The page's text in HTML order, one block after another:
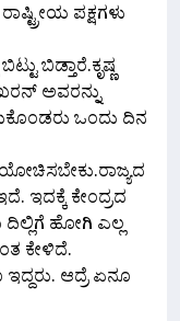
ಪಕ್ಷಗಳು
ಬಿಡ್ತಾರೆ.ಕೃಷ್ಣ
ಅವರನ್ನು
ಒಂದು ದಿನ
ಇದಕ್ಕೆ ಕೇಂದ್ರದ
ದಿಲ್ಲಿಗೆ ಹೋಗಿ ಎಲ್ಲ
ಕೇಳಿದೆ.
ಆದ್ರೆ ಏನೂ